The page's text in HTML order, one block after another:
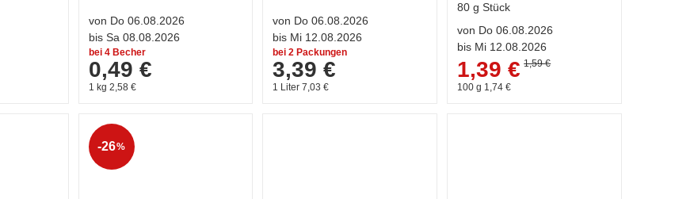
von Do 06.08.2026
bis Sa 08.08.2026
bei 4 Becher
0,49 €
1 kg 2,58 €
von Do 06.08.2026
bis Mi 12.08.2026
bei 2 Packungen
3,39 €
1 Liter 7,03 €
80 g Stück
von Do 06.08.2026
bis Mi 12.08.2026
1,39 € 1,59 €
100 g 1,74 €
-26%